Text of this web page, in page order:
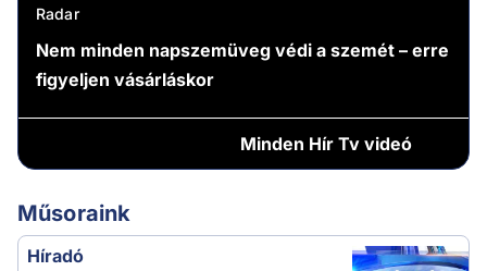
Radar
Nem minden napszemüveg védi a szemét – erre
figyeljen vásárláskor
Minden Hír Tv videó
Műsoraink
Híradó